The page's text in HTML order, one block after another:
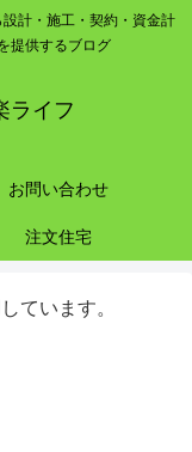
計・施工・契約・資金計
提供するブログ
ライフ
お問い合わせ
注文住宅
ています。